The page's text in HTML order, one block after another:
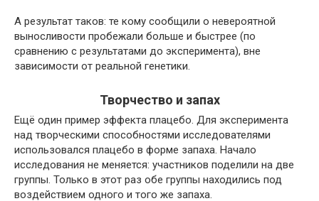
А результат таков: те кому сообщили о невероятной
выносливости пробежали больше и быстрее (по
сравнению с результатами до эксперимента), вне
зависимости от реальной генетики.
Творчество и запах
Ещё один пример эффекта плацебо. Для эксперимента
над творческими способностями исследователями
использовался плацебо в форме запаха. Начало
исследования не меняется: участников поделили на две
группы. Только в этот раз обе группы находились под
воздействием одного и того же запаха.